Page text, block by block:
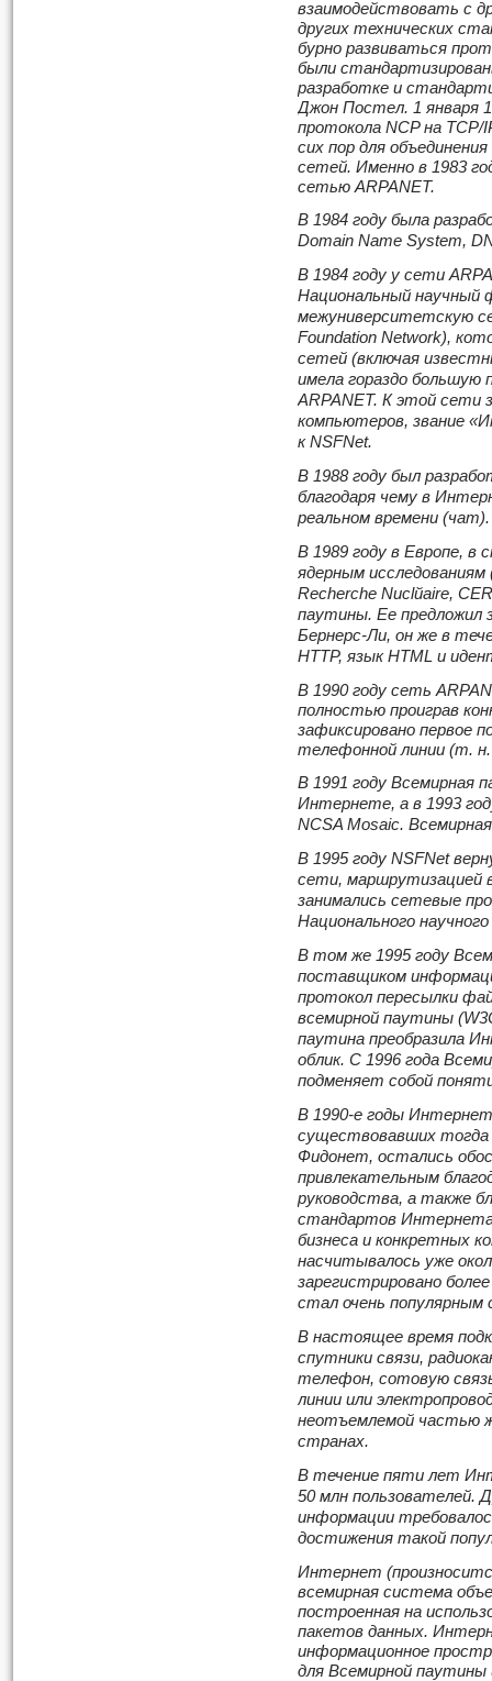
взаимодействовать с
других технических
бурно развиваться
были
разработке и
Джон Постел. 1 января
протокола NCP на
сих пор для
сетей. Именно в 1983
сетью ARPANET.
В 1984 году была
Domain Name System,
В 1984 году у сети
Национальный научный
межуниверситетскую
Foundation Network),
сетей (включая
имела гораздо большую
ARPANET. К этой сети
компьютеров, звание
к NSFNet.
В 1988 году был
благодаря чему в
реальном времени (чат).
В 1989 году в Европе, в
ядерным исследованиям
Recherche Nuclйaire,
паутины. Ее предложил
Бернерс-Ли, он же в
HTTP, язык HTML и
В 1990 году сеть
полностью проиграв
зафиксировано первое
телефонной линии (т.
В 1991 году Всемирная
Интернете, а в 1993
NCSA Mosaic.
В 1995 году NSFNet
сети, маршрутизацией
занимались сетевые
Национального
В том же 1995 году
поставщиком
протокол пересылки
всемирной паутины
паутина преобразила
облик. С 1996 года
подменяет собой
В 1990-е годы
существовавших
Фидонет, остались
привлекательным
руководства, а также
стандартов
бизнеса и конкретных
насчитывалось уже
зарегистрировано
стал очень популярным
В настоящее время
спутники связи,
телефон, сотовую
линии или
неотъемлемой частью
странах.
В течение пяти лет
50 млн пользователей.
информации
достижения такой
Интернет
всемирная система
построенная на
пакетов данных.
информационное
для Всемирной